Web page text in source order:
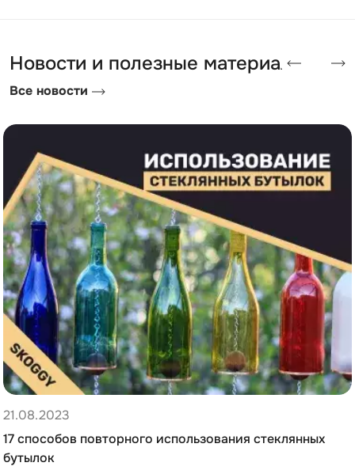
Новости и полезные материалы
Все новости
21.08.2023
17 способов повторного использования стеклянных
бутылок